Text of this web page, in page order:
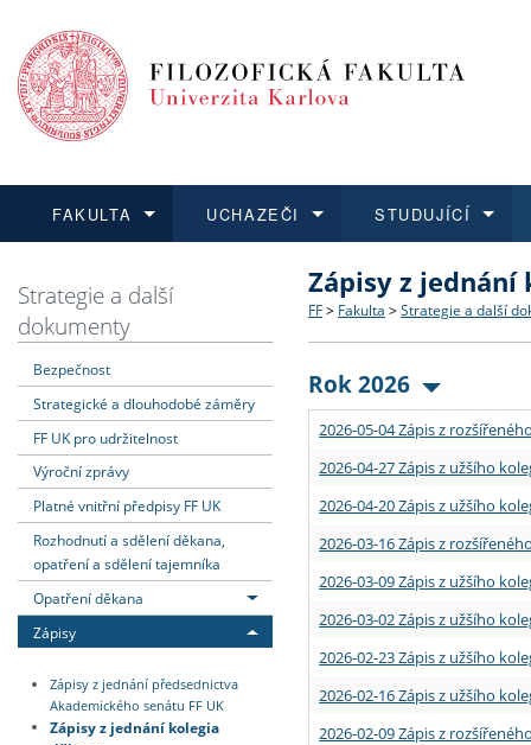
FAKULTA
Dozvědět se více
Struktura a historie
Strategie a další
Podpora a benefity pro
Absolventi fakulty
UCHAZEČI
Podat přihlášku
Co studovat a jak se
Učitelské studijní
Informace k průběhu
STUDUJÍCÍ
Dozvědět se více
Bakalářské a magisterské
Doktorské studium
Rigorózní řízení
Dozvědět se více
O vědě a výzkumu na FF
Akademické kvalifikace
Granty a projekty
Dozvědět se více
Aktuální nabídky a
Vyjíždějící studenti
Přijíždějící studenti
Vyjíždějící zaměstnanci
Strategie a další
dokumenty
Bezpečnost
Strategické a dlouhodobé záměry
FF UK pro udržitelnost
Výroční zprávy
Platné vnitřní předpisy FF UK
Rozhodnutí a sdělení děkana,
opatření a sdělení tajemníka
Opatření děkana
Zápisy
Zápisy z jednání předsednictva
Akademického senátu FF UK
Zápisy z jednání kolegia
Zápisy z jednání
FF > Fakulta > Strategie a další
Rok 2026
2026-05-04 Zápis z
2026-04-27 Zápis z užšího
2026-04-20 Zápis z užšího
2026-03-16 Zápis z
2026-03-09 Zápis z užšího
2026-03-02 Zápis z užšího
2026-02-23 Zápis z užšího
2026-02-16 Zápis z užšího
2026-02-09 Zápis z